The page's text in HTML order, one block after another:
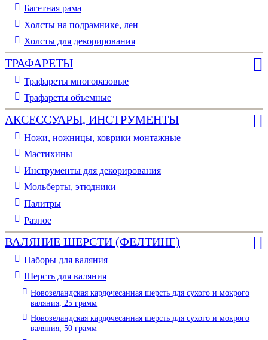
Багетная рама
Холсты на подрамнике, лен
Холсты для декорирования
ТРАФАРЕТЫ
Трафареты многоразовые
Трафареты объемные
АКСЕССУАРЫ, ИНСТРУМЕНТЫ
Ножи, ножницы, коврики монтажные
Мастихины
Инструменты для декорирования
Мольберты, этюдники
Палитры
Разное
ВАЛЯНИЕ ШЕРСТИ (ФЕЛТИНГ)
Наборы для валяния
Шерсть для валяния
Новозеландская кардочесанная шерсть для сухого и мокрого
валяния, 25 грамм
Новозеландская кардочесанная шерсть для сухого и мокрого
валяния, 50 грамм